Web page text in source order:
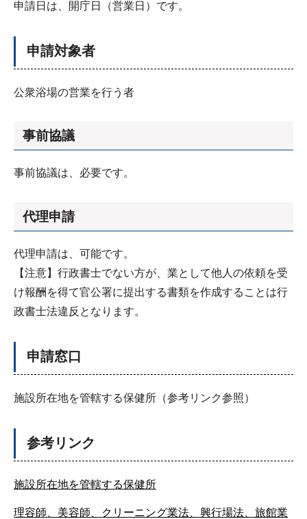
申請日は、開庁日（営業日）です。
申請対象者
公衆浴場の営業を行う者
事前協議
事前協議は、必要です。
代理申請
代理申請は、可能です。
【注意】行政書士でない方が、業として他人の依頼を受
け報酬を得て官公署に提出する書類を作成することは行
政書士法違反となります。
申請窓口
施設所在地を管轄する保健所（参考リンク参照）
参考リンク
施設所在地を管轄する保健所
理容師、美容師、クリーニング業法、興行場法、旅館業